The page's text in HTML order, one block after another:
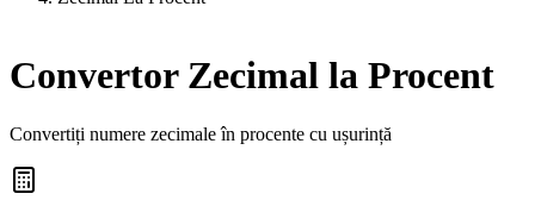
Convertor Zecimal la Procent
Convertiți numere zecimale în procente cu ușurință